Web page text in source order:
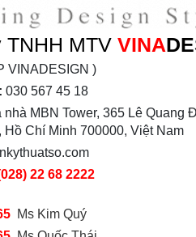
TNHH MTV VINA
VINADESIGN )
030 567 45 18
nhà MBN Tower, 365 Lê Quang
Hồ Chí Minh 700000, Việt Nam
22 68 2222
Ms Kim Quý